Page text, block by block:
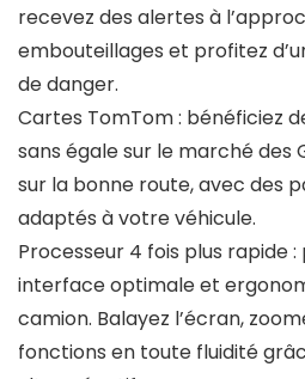
recevez des alertes à
embouteillages et profitez
de danger.
Cartes TomTom : bénéficiez
sans égale sur le marché des
sur la bonne route, avec des
adaptés à votre véhicule.
Processeur 4 fois plus rapide :
interface optimale et
camion. Balayez l’écran,
fonctions en toute fluidité